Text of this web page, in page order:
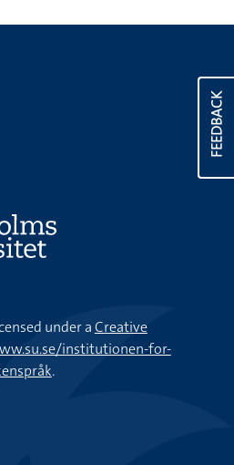
FEEDBACK
under aCreative
institutionen-for-
.